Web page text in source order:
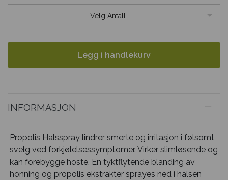
Velg Antall
Legg i handlekurv
INFORMASJON
Propolis Halsspray lindrer smerte og irritasjon i følsomt
svelg ved forkjølelsessymptomer. Virker slimløsende og
kan forebygge hoste. En tyktflytende blanding av
honning og propolis ekstrakter sprayes ned i halsen